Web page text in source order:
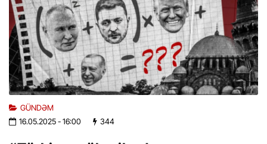
GÜNDƏM
16.05.2025- 16:00 344